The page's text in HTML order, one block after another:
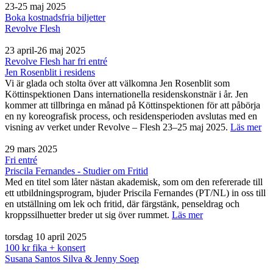
23-25 maj 2025
Boka kostnadsfria biljetter
Revolve Flesh
23 april-26 maj 2025
Revolve Flesh har fri entré
Jen Rosenblit i residens
Vi är glada och stolta över att välkomna Jen Rosenblit som
Köttinspektionen Dans internationella residenskonstnär i år. Jen
kommer att tillbringa en månad på Köttinspektionen för att påbörja
en ny koreografisk process, och residensperioden avslutas med en
visning av verket under Revolve – Flesh 23–25 maj 2025. Läs mer
29 mars 2025
Fri entré
Priscila Fernandes - Studier om Fritid
Med en titel som låter nästan akademisk, som om den refererade till
ett utbildningsprogram, bjuder Priscila Fernandes (PT/NL) in oss till
en utställning om lek och fritid, där färgstänk, penseldrag och
kroppssilhuetter breder ut sig över rummet. Läs mer
torsdag 10 april 2025
100 kr fika + konsert
Susana Santos Silva & Jenny Soep